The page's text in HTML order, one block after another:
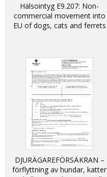
Hälsointyg E9.207: Non-
commercial movement into
EU of dogs, cats and ferrets
DJURÄGAREFÖRSÄKRAN –
förflyttning av hundar, katter